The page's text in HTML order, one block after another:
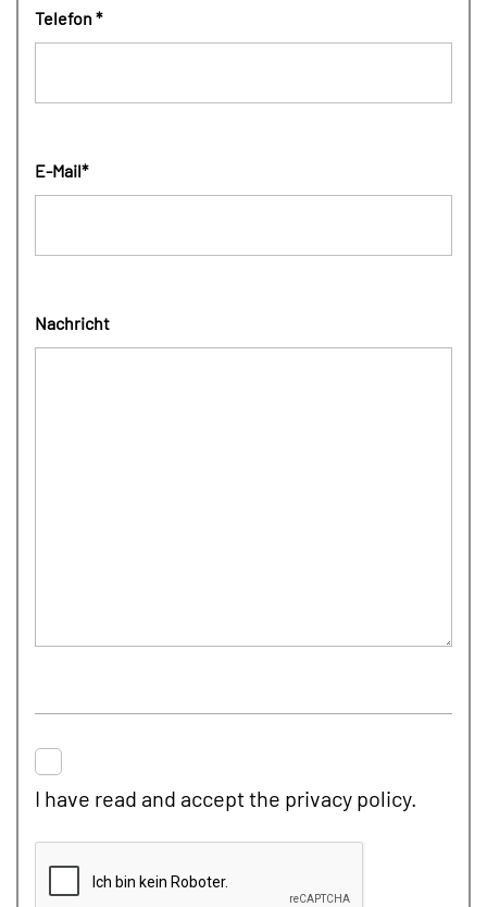
Telefon *
E-Mail*
Nachricht
I have read and accept the privacy policy.